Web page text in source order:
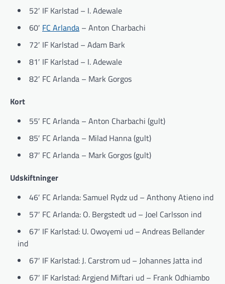
52′ IF Karlstad – I. Adewale
60′ FC Arlanda – Anton Charbachi
72′ IF Karlstad – Adam Bark
81′ IF Karlstad – I. Adewale
82′ FC Arlanda – Mark Gorgos
Kort
55′ FC Arlanda – Anton Charbachi (gult)
85′ FC Arlanda – Milad Hanna (gult)
87′ FC Arlanda – Mark Gorgos (gult)
Udskiftninger
46′ FC Arlanda: Samuel Rydz ud – Anthony Atieno ind
57′ FC Arlanda: O. Bergstedt ud – Joel Carlsson ind
67′ IF Karlstad: U. Owoyemi ud – Andreas Bellander
ind
67′ IF Karlstad: J. Carstrom ud – Johannes Jatta ind
67′ IF Karlstad: Argjend Miftari ud – Frank Odhiambo